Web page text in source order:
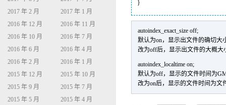
}
autoindex_exact_size off;
默认为on，显示出文件的确切大
改为off后，显示出文件的大概
autoindex_localtime on;
默认为off，显示的文件时间为
改为on后，显示的文件时间为文
2017 年 2 月
2017 年 1 月
2016 年 12 月
2016 年 11 月
2016 年 10 月
2016 年 7 月
2016 年 6 月
2016 年 4 月
2016 年 2 月
2016 年 1 月
2015 年 12 月
2015 年 10 月
2015 年 9 月
2015 年 7 月
2015 年 5 月
2015 年 4 月